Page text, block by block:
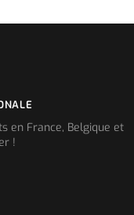
en France, Belgique et
!